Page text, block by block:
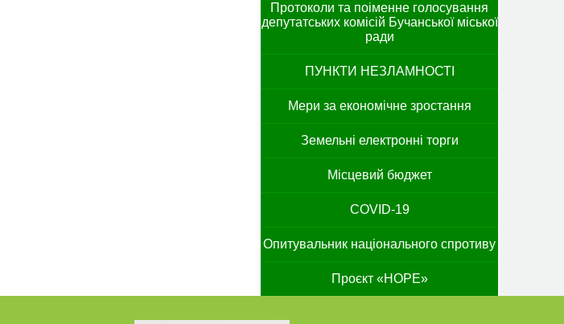
Протоколи та поіменне голосування
депутатських комісій Бучанської міської
ради
ПУНКТИ НЕЗЛАМНОСТІ
Мери за економічне зростання
Земельні електронні торги
Місцевий бюджет
COVID-19
Опитувальник національного спротиву
Проєкт «HOPE»